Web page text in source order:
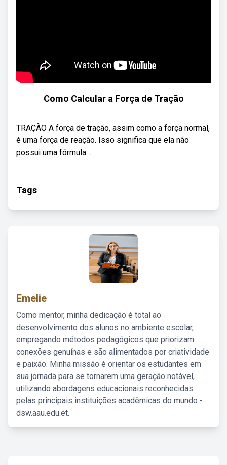
Como Calcular a Força de Tração
TRAÇÃO A força de tração, assim como a força normal,
é uma força de reação. Isso significa que ela não
possui uma fórmula ...
Tags
Emelie
Como mentor, minha dedicação é total ao
desenvolvimento dos alunos no ambiente escolar,
empregando métodos pedagógicos que priorizam
conexões genuínas e são alimentados por criatividade
e paixão. Minha missão é orientar os estudantes em
sua jornada para se tornarem uma geração notável,
utilizando abordagens educacionais reconhecidas
pelas principais instituições acadêmicas do mundo -
dsw.aau.edu.et.